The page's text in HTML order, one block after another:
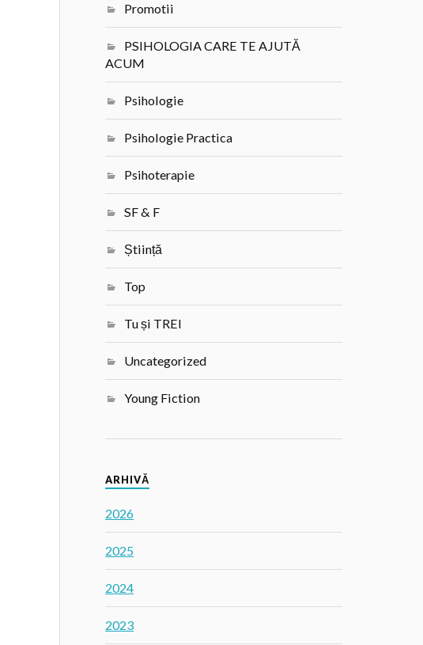
Promotii
PSIHOLOGIA CARE TE AJUTĂ
ACUM
Psihologie
Psihologie Practica
Psihoterapie
SF & F
Știință
Top
Tu și TREI
Uncategorized
Young Fiction
ARHIVĂ
2026
2025
2024
2023